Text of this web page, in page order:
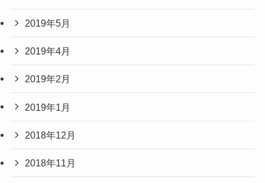
2019年5月
2019年4月
2019年2月
2019年1月
2018年12月
2018年11月